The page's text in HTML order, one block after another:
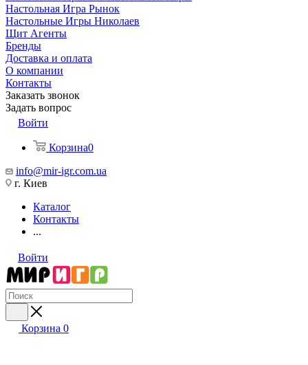
Настольная Игра Рынок
Настольные Игры Николаев
Щит Агенты
Бренды
Доставка и оплата
О компании
Контакты
Заказать звонок
Задать вопрос
Войти
Корзина0
info@mir-igr.com.ua
г. Киев
Каталог
Контакты
...
Войти
Корзина 0